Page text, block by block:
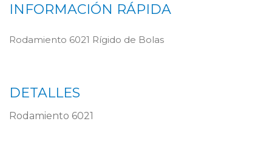
INFORMACIÓN RÁPIDA
Rodamiento 6021 Rígido de Bolas
DETALLES
Rodamiento 6021